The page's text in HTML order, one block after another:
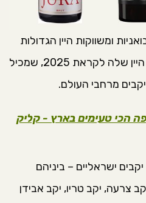
ומשווקות היין הגדולות
בישראל, השיקה את קטלוג היין שלה לקראת 2025, שמכיל
הכי טעימים בארץ - קליק
ישראליים – ביניהם
צרעה, יקב טריו, יקב אבידן